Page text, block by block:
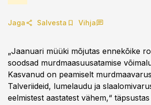
Jaga Salvesta Vihja
„Jaanuari müüki mõjutas ennekõike
soodsad murdmaasuusatamise
Kasvanud on peamiselt
Talveriideid, lumelaudu ja
eelmistest aastatest vähem,“ täpsustas